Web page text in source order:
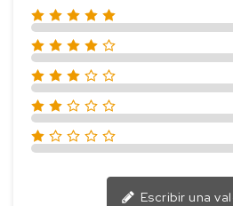
Escribir una